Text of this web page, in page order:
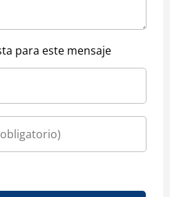
para este mensaje